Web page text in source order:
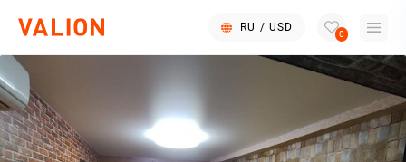
RU / USD
0